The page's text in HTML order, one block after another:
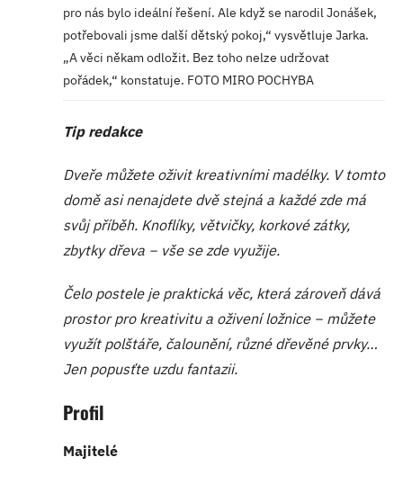
pro nás bylo ideální řešení. Ale když se narodil Jonášek,
potřebovali jsme další dětský pokoj,“ vysvětluje Jarka.
„A věci někam odložit. Bez toho nelze udržovat
pořádek,“ konstatuje. FOTO MIRO POCHYBA
Tip redakce
Dveře můžete oživit kreativními madélky. V tomto
domě asi nenajdete dvě stejná a každé zde má
svůj příběh. Knoflíky, větvičky, korkové zátky,
zbytky dřeva − vše se zde využije.
Čelo postele je praktická věc, která zároveň dává
prostor pro kreativitu a oživení ložnice − můžete
využít polštáře, čalounění, různé dřevěné prvky…
Jen popusťte uzdu fantazii.
Profil
Majitelé